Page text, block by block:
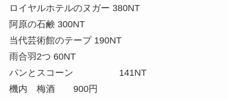
ロイヤルホテルのヌガー 380NT
阿原の石鹸 300NT
当代芸術館のテープ 190NT
雨合羽2つ 60NT
パンとスコーン 141NT
機内 梅酒 900円